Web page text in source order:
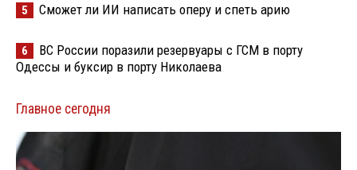
5 Сможет ли ИИ написать оперу и спеть арию
6
ВС России поразили резервуары с ГСМ в порту
Одессы и буксир в порту Николаева
Главное сегодня